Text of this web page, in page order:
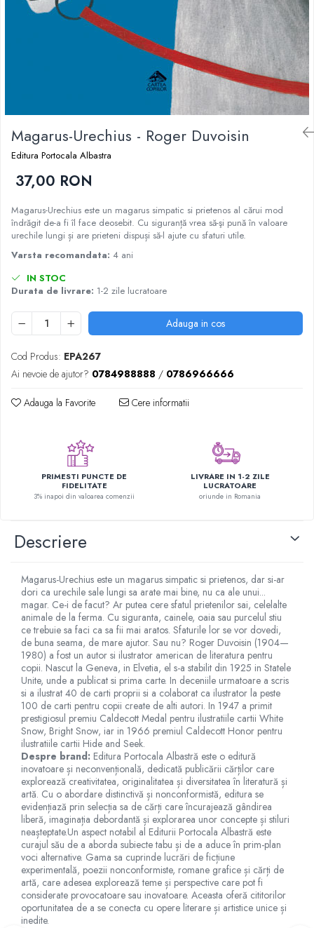
Nisip kinetic
Jucarii interactive
Bucatarii pentru copii
Banc de lucru pentru copii
Papusi de mana
Bormasina magica
Costum Halloween Copii
Papusi si Bebelusi Reborn
Jucarii cu Dinozauri
Figurine cu animale domestice
Figurine plus
Jucarii Montessori
Jucarii cu alfabet
Seturi Numberblocks
Jucarii de motricitate
Jucarii fructe si legume
Puzzle clasic
Puzzle de podea
IQ puzzle
Jucarii bebelusi
Jucarii de baie
Zornaitoare
Jucarii dentitie
Jucarii senzoriale
Jucarii motrice pentru bebelusi
Saltele de activitati pentru bebe
Jucarii de sortat
Jucarii muzicale bebelusi
Puzzle bebelusi
Cadou copii 8 ani
Magarus-Urechius - Roger Duvoisin
Editura Portocala Albastra
37,00 RON
Magarus-Urechius este un magarus simpatic si prietenos al cărui mod
îndrăgit de-a fi îl face deosebit. Cu siguranță vrea să-şi pună în valoare
urechile lungi și are prieteni dispuși să-l ajute cu sfaturi utile.
Varsta recomandata: 4 ani
IN STOC
Durata de livrare: 1-2 zile lucratoare
Adauga in cos
Cod Produs: EPA267
Ai nevoie de ajutor? 0784988888 / 0786966666
Adauga la Favorite Cere informatii
PRIMESTI PUNCTE DE
FIDELITATE
3% inapoi din valoarea comenzii
LIVRARE IN 1-2 ZILE
LUCRATOARE
oriunde in Romania
Descriere
Magarus-Urechius este un magarus simpatic si prietenos, dar si-ar
dori ca urechile sale lungi sa arate mai bine, nu ca ale unui...
magar. Ce-i de facut? Ar putea cere sfatul prietenilor sai, celelalte
animale de la ferma. Cu siguranta, cainele, oaia sau purcelul stiu
ce trebuie sa faci ca sa fii mai aratos. Sfaturile lor se vor dovedi,
de buna seama, de mare ajutor. Sau nu? Roger Duvoisin (1904—
1980) a fost un autor si ilustrator american de literatura pentru
copii. Nascut la Geneva, in Elvetia, el s-a stabilit din 1925 in Statele
Unite, unde a publicat si prima carte. In deceniile urmatoare a scris
si a ilustrat 40 de carti proprii si a colaborat ca ilustrator la peste
100 de carti pentru copii create de alti autori. In 1947 a primit
prestigiosul premiu Caldecott Medal pentru ilustratiile cartii White
Snow, Bright Snow, iar in 1966 premiul Caldecott Honor pentru
ilustratiile cartii Hide and Seek.
Despre brand: Editura Portocala Albastră este o editură
inovatoare și neconvențională, dedicată publicării cărților care
explorează creativitatea, originalitatea și diversitatea în literatură și
artă. Cu o abordare distinctivă și nonconformistă, editura se
evidențiază prin selecția sa de cărți care încurajează gândirea
liberă, imaginația debordantă și explorarea unor concepte și stiluri
neașteptate.Un aspect notabil al Editurii Portocala Albastră este
curajul său de a aborda subiecte tabu și de a aduce în prim-plan
voci alternative. Gama sa cuprinde lucrări de ficțiune
experimentală, poezii nonconformiste, romane grafice și cărți de
artă, care adesea explorează teme și perspective care pot fi
considerate provocatoare sau inovatoare. Aceasta oferă cititorilor
oportunitatea de a se conecta cu opere literare și artistice unice și
inedite.